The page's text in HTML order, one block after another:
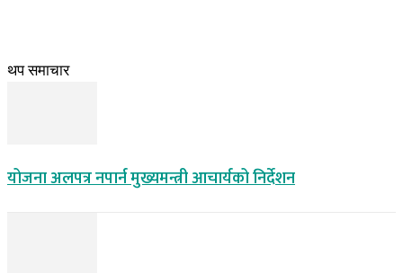
थप समाचार
योजना अलपत्र नपार्न मुख्यमन्त्री आचार्यको निर्देशन